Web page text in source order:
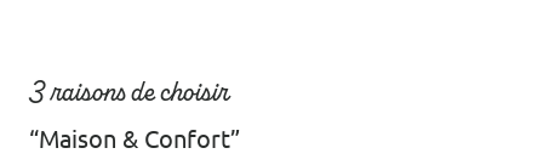
3 raisons de choisir
“Maison & Confort”